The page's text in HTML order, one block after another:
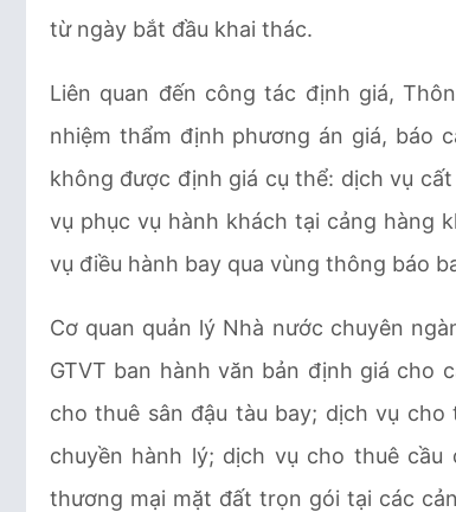
từ ngày bắt đầu khai thác.
Liên quan đến công tác định giá,
nhiệm thẩm định phương án giá, báo
không được định giá cụ thể: dịch vụ
vụ phục vụ hành khách tại cảng hàng
vụ điều hành bay qua vùng thông báo
Cơ quan quản lý Nhà nước chuyên
GTVT ban hành văn bản định giá cho
cho thuê sân đậu tàu bay; dịch vụ
chuyền hành lý; dịch vụ cho thuê
thương mại mặt đất trọn gói tại các